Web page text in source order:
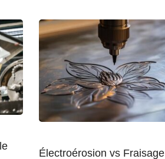
Électroérosion vs Fraisage